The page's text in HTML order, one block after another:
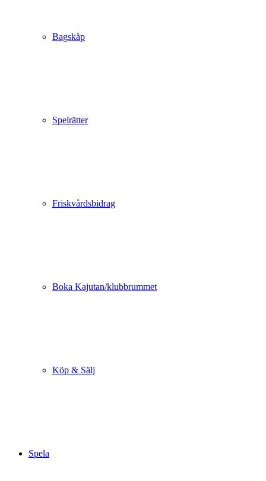
Bagskåp
Spelrätter
Friskvårdsbidrag
Boka Kajutan/klubbrummet
Köp & Sälj
Spela